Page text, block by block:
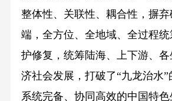
整体性、关联性、耦合性，摒
端，全方位、全地域、全过程
护修复，统筹陆海、上下游、
济社会发展，打破了“九龙治水
系统完备、协同高效的中国特